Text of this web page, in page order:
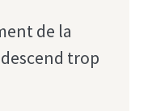
de la
trop